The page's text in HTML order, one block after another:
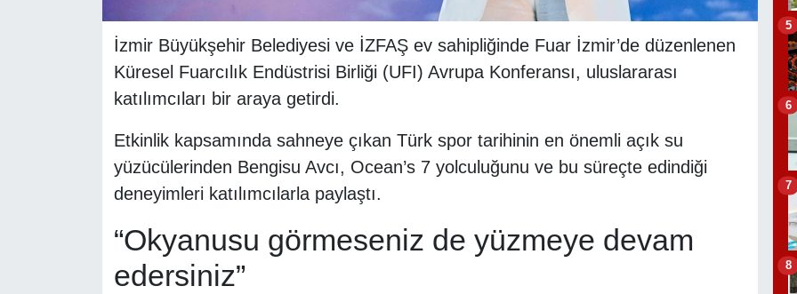
İzmir Büyükşehir Belediyesi ve İZFAŞ ev sahipliğinde Fuar İzmir’de düzenlenen
Küresel Fuarcılık Endüstrisi Birliği (UFI) Avrupa Konferansı, uluslararası
katılımcıları bir araya getirdi.
Etkinlik kapsamında sahneye çıkan Türk spor tarihinin en önemli açık su
yüzücülerinden Bengisu Avcı, Ocean’s 7 yolculuğunu ve bu süreçte edindiği
deneyimleri katılımcılarla paylaştı.
“Okyanusu görmeseniz de yüzmeye devam
edersiniz”
5
6
7
8